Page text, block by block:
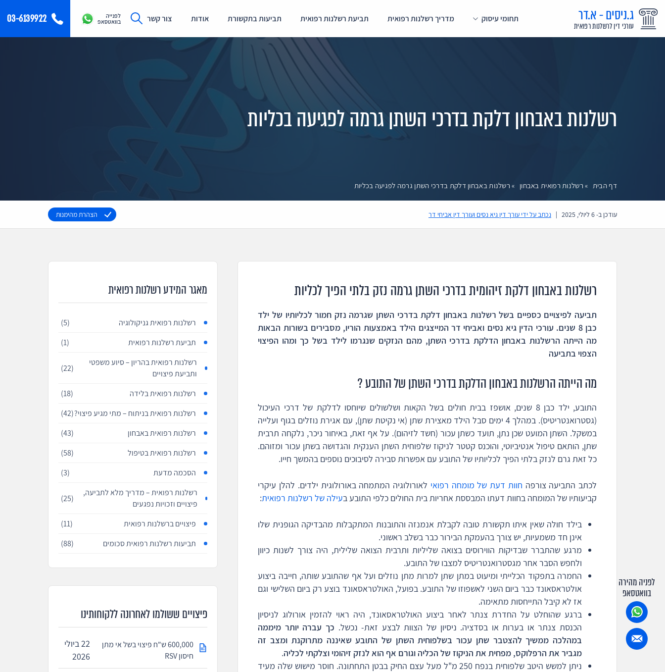
ג.ניסים - א.דר
עורכי דין לרשלנות רפואית
תחומי עיסוק מדריך רשלנות רפואית תביעת רשלנות רפואית תביעות בתקשורת אודות צור קשר 03-6139922
לפנייה
בוואטסאפ
דף הבית » רשלנות רפואית באבחון » רשלנות באבחון דלקת בדרכי השתן גרמה לפגיעה בכליות
רשלנות באבחון דלקת בדרכי השתן גרמה לפגיעה בכליות
עודכן ב-6 ליולי, 2025 | נכתב על ידי עורך דין גיא נסים ועורך דין אביחי דר הצהרת מהימנות
רשלנות באבחון דלקת זיהומית בדרכי השתן גרמה נזק בלתי הפיך לכליות
תביעה לפיצויים כספיים בשל רשלנות באבחון דלקת בדרכי השתן שגרמה נזק חמור לכליותיו של ילד
כבן 8 שנים. עורכי הדין גיא נסים ואביחי דר המייצגים הילד באמצעות הוריו, מסבירים בשורות הבאות
מה הייתה הרשלנות באבחון הדלקת בדרכי השתן, מהם הנזקים שנגרמו לילד בשל כך ומהו הפיצוי
הצפוי בתביעה
מה הייתה הרשלנות באבחון הדלקת בדרכי השתן של התובע ?
התובע, ילד כבן 8 שנים, אושפז בבית חולים בשל הקאות ושלשולים שיוחסו לדלקת של דרכי העיכול
(גסטרואנטריטיס). במהלך 4 ימים סבל הילד מאצירת שתן (אי נקיטת שתן), עם אגירת נוזלים בגוף ועלייה
במשקל. השתן המועט שכן נתן, תועד כשתן עכור (חשד לזיהום). על אף זאת, באיחור ניכר, נלקחה תרבית
שתן, הותאם טיפול אנטיביוטי, והוכנס קטטר לניקוז שלפוחית השתן הענקית והגדושה בשתן עכור ומזוהם.
כל זאת גרם לנזק בלתי הפיך לכליותיו של התובע עם אפשרות סבירה לסיבוכים נוספים בהמשך חייו.
לכתב התביעה צורפה חוות דעת של מומחה רפואי לאורולוגיה המתמחה באורולוגית ילדים. להלן עיקרי
קביעותיו של המומחה בחוות דעתו המבססת אחריות בית החולים כלפי התובע בעילה של רשלנות רפואית:
בילד חולה שאין איתו תקשורת טובה לקבלת אנמנזה והתובנות המתקבלות מהבדיקה הגופנית שלו
אינן חד משמעיות, יש צורך בהעמקת הבירור כבר בשלב ראשוני.
מרגע שהתברר שבדיקות הווירוסים בצואה שליליות ותרבית הצואה שלילית, היה צורך לשנות כיוון
ולחפש הסבר אחר מגסטרואנטריטיס למצבו של התובע.
החמרה בתפקוד הכלייתי ומיעוט במתן שתן למרות מתן נוזלים ועל אף שהתובע שותה, חייבה ביצוע
אולטראסאונד כבר ביום השני לאשפוזו של התובע. בפועל, האולטראסאונד בוצע רק ביום השלישי וגם
אז לא קיבל התייחסות מתאימה.
ברגע שהוחלט על החדרת צנתר לאחר ביצוע האולטראסאונד, היה ראוי להזמין אורולוג לניסיון
הכנסת צנתר או בערות או בסדציה. ניסיון של הצוות לבצע זאת- נכשל. כך עברה יותר מיממה
במהלכה ממשיך להצטבר שתן עכור בשלפוחית השתן של התובע שאיננה מתרוקנת ומצב זה
מגביר את הרפלוקס, מפחית את הניקוז של הכליה וגורם אף הוא לנזק זיהומי וצלקתי לכליה.
ניתן למשש היטב שלפוחית בנפח 250 מ"ל מעל עצם החיק בבטן התחתונה. חוסר מישוש שלה מעיד
מאגר המידע רשלנות רפואית
רשלנות רפואית גניקולוגיה
(5)
תביעת רשלנות רפואית
(1)
רשלנות רפואית בהריון – סיוע משפטי
ותביעת פיצויים
(22)
רשלנות רפואית בלידה
(18)
רשלנות רפואית בניתוח – מתי מגיע פיצוי?(42)
רשלנות רפואית באבחון
(43)
רשלנות רפואית בטיפול
(58)
הסכמה מדעת
(3)
רשלנות רפואית – מדריך מלא לתביעה,
פיצויים וזכויות נפגעים
(25)
פיצויים ברשלנות רפואית
(11)
תביעות רשלנות רפואית סכומים
(88)
פיצויים ששולמו לאחרונה ללקוחותינו
600,000 ש"ח פיצוי בשל אי מתן
חיסון RSV
22 ביולי
2026
לפניה מהירה
בוואטסאפ